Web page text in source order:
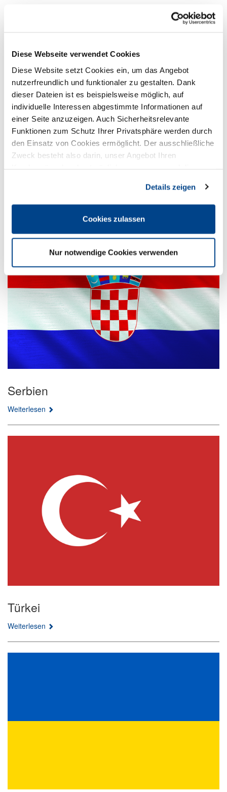
Diese Webseite verwendet Cookies
Diese Website setzt Cookies ein, um das Angebot
nutzerfreundlich und funktionaler zu gestalten. Dank
dieser Dateien ist es beispielsweise möglich, auf
individuelle Interessen abgestimmte Informationen auf
einer Seite anzuzeigen. Auch Sicherheitsrelevante
Funktionen zum Schutz Ihrer Privatsphäre werden durch
den Einsatz von Cookies ermöglicht. Der ausschließliche
Zweck besteht also darin, unser Angebot Ihren
Details zeigen
Cookies zulassen
Nur notwendige Cookies verwenden
Russland
Serbien
Weiterlesen
Türkei
Weiterlesen